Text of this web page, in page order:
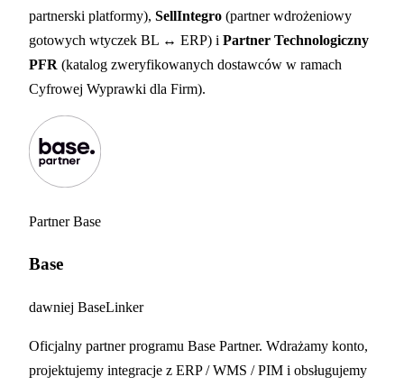
partnerski platformy), SellIntegro (partner wdrożeniowy
gotowych wtyczek BL ↔ ERP) i Partner Technologiczny
PFR (katalog zweryfikowanych dostawców w ramach
Cyfrowej Wyprawki dla Firm).
Partner Base
Base
dawniej BaseLinker
Oficjalny partner programu Base Partner. Wdrażamy konto,
projektujemy integracje z ERP / WMS / PIM i obsługujemy